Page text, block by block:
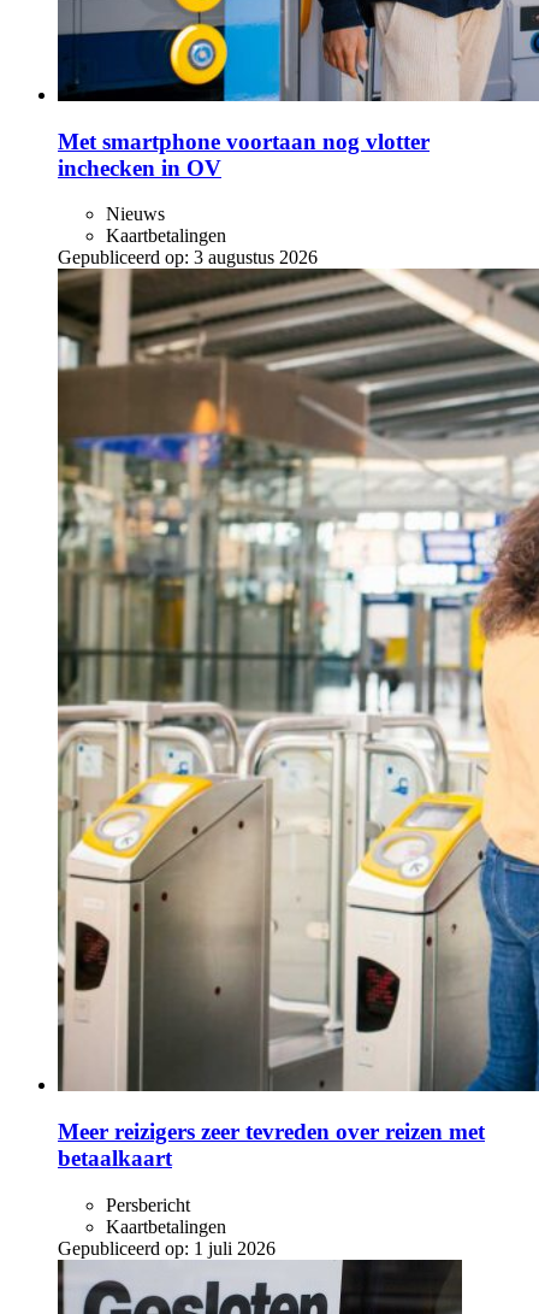
Met smartphone voortaan nog vlotter
inchecken in OV
Nieuws
Kaartbetalingen
Gepubliceerd op: 3 augustus 2026
Meer reizigers zeer tevreden over reizen met
betaalkaart
Persbericht
Kaartbetalingen
Gepubliceerd op: 1 juli 2026